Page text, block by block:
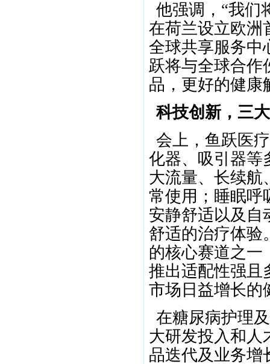
他强调，“我们
在荷兰设立欧洲
全球共享服务中
跃将与全球合作
品，更好的健康
科技创新，三
会上，鱼跃医
化器、吸引器等
大流量、长续航
常使用；睡眠呼
安静舒适以及自
舒适的治疗体验
的核心赛道之一
推出适配性强且
市场日益增长的
在糖尿病护理
大研发投入和人
品迭代及业务增